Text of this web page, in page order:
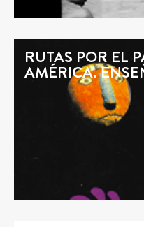
RUTAS POR EL
AMÉRICA.